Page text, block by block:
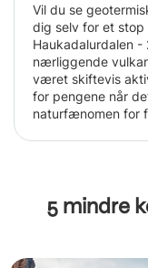
Vil du se
dig selv for et stop
Haukadalurdalen
nærliggende
været skiftevis
for pengene når
naturfænomen for
5 mindre